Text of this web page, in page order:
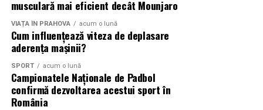
musculară mai eficient decât Mounjaro
VIAȚA ÎN PRAHOVA acum o lună
Cum influențează viteza de deplasare
aderența mașinii?
SPORT acum o lună
Campionatele Naționale de Padbol
confirmă dezvoltarea acestui sport în
România